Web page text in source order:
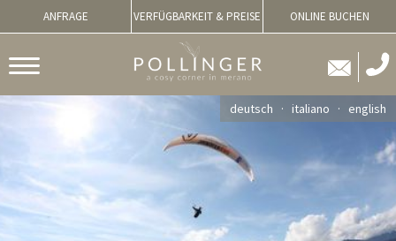
ANFRAGE VERFÜGBARKEIT & PREISE ONLINE BUCHEN
deutsch italiano english